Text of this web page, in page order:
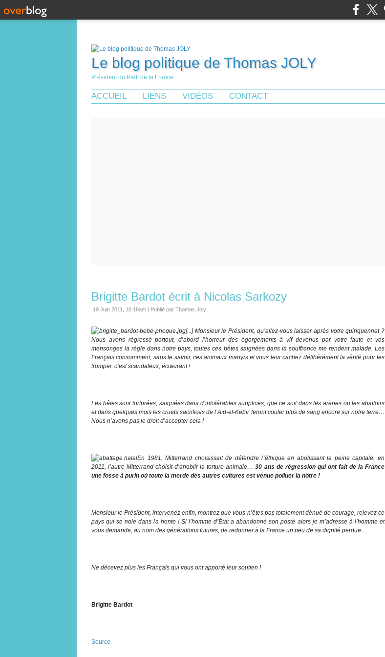
Le blog politique de Thomas JOLY
Président du Parti de la France
ACCUEIL LIENS VIDÉOS CONTACT
Brigitte Bardot écrit à Nicolas Sarkozy
19 Juin 2011, 10:18am | Publié par Thomas Joly
[...] Monsieur le Président, qu’allez-vous laisser après votre quinquennat ?
Nous avons régressé partout, d’abord l’horreur des égorgements à vif devenus par votre faute et vos
mensonges la règle dans notre pays, toutes ces bêtes saignées dans la souffrance me rendent malade. Les
Français consomment, sans le savoir, ces animaux martyrs et vous leur cachez délibérément la vérité pour les
tromper, c’est scandaleux, écœurant !
Les bêtes sont torturées, saignées dans d’intolérables supplices, que ce soit dans les arènes ou les abattoirs
et dans quelques mois les cruels sacrifices de l’Aïd-el-Kebir feront couler plus de sang encore sur notre terre…
Nous n’avons pas le droit d’accepter cela !
En 1981, Mitterrand choisissait de défendre l’éthique en abolissant la peine capitale, en
2011, l’autre Mitterrand choisit d’anoblir la torture animale…30 ans de régression qui ont fait de la France
une fosse à purin où toute la merde des autres cultures est venue polluer la nôtre !
Monsieur le Président, intervenez enfin, montrez que vous n’êtes pas totalement dénué de courage, relevez ce
pays qui se noie dans la honte ! Si l’homme d’État a abandonné son poste alors je m’adresse à l’homme et
vous demande, au nom des générations futures, de redonner à la France un peu de sa dignité perdue…
Ne décevez plus les Français qui vous ont apporté leur soutien !
Brigitte Bardot
Source